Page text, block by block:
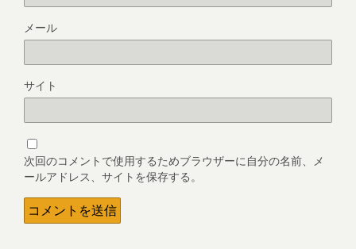
メール
サイト
次回のコメントで使用するためブラウザーに自分の名前、メ
ールアドレス、サイトを保存する。